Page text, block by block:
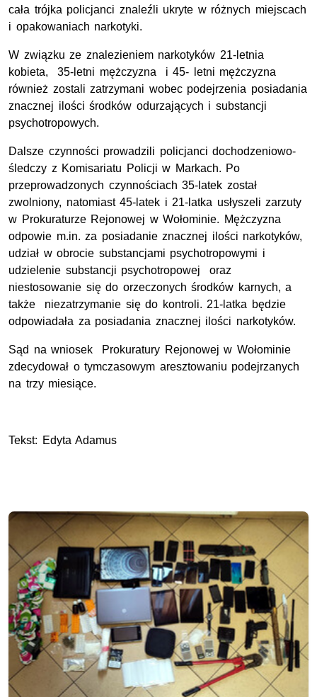
cała trójka policjanci znaleźli ukryte w różnych miejscach
i opakowaniach narkotyki.
W związku ze znalezieniem narkotyków 21-letnia
kobieta, 35-letni mężczyzna i 45- letni mężczyzna
również zostali zatrzymani wobec podejrzenia posiadania
znacznej ilości środków odurzających i substancji
psychotropowych.
Dalsze czynności prowadzili policjanci dochodzeniowo-
śledczy z Komisariatu Policji w Markach. Po
przeprowadzonych czynnościach 35-latek został
zwolniony, natomiast 45-latek i 21-latka usłyszeli zarzuty
w Prokuraturze Rejonowej w Wołominie. Mężczyzna
odpowie m.in. za posiadanie znacznej ilości narkotyków,
udział w obrocie substancjami psychotropowymi i
udzielenie substancji psychotropowej oraz
niestosowanie się do orzeczonych środków karnych, a
także niezatrzymanie się do kontroli. 21-latka będzie
odpowiadała za posiadania znacznej ilości narkotyków.
Sąd na wniosek Prokuratury Rejonowej w Wołominie
zdecydował o tymczasowym aresztowaniu podejrzanych
na trzy miesiące.
Tekst: Edyta Adamus